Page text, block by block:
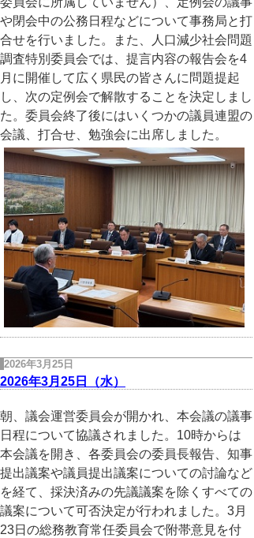
や閉会中の公務日程などについて事務局と打
合せを行いました。また、人口減少社会問題
調査特別委員会では、 提言内容の報告会を4
月に開催して 広く県民の皆さんに問題提起
し、次の定例会で解散することを決定しまし
た。委員会終了後にはいくつかの議員連盟の
会議、打合せ、勉強会に出席しました。
2026年3月25日
2026年3月25日（水）
朝、議会運営委員会が開かれ、本会議の議事
日程について協議されました。10時からは
本会議を開き、各委員会の委員長報告、知事
提出議案や議員提出議案についての討論など
を経て、採決済みの先議議案を除くすべての
議案について可否決定が行われました。3月
23日の総務教育常任委員会で附帯意見を付